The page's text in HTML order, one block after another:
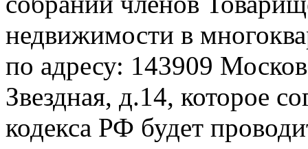
недвижимости в
по адресу: 143909
Звездная, д.14, которое
кодекса РФ будет